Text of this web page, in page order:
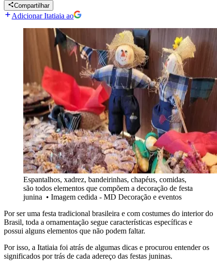
Compartilhar
Adicionar Itatiaia ao
Espantalhos, xadrez, bandeirinhas, chapéus, comidas,
são todos elementos que compõem a decoração de festa
junina • Imagem cedida - MD Decoração e eventos
Por ser uma festa tradicional brasileira e com costumes do interior do
Brasil, toda a ornamentação segue características específicas e
possui alguns elementos que não podem faltar.
Por isso, a Itatiaia foi atrás de algumas dicas e procurou entender os
significados por trás de cada adereço das festas juninas.